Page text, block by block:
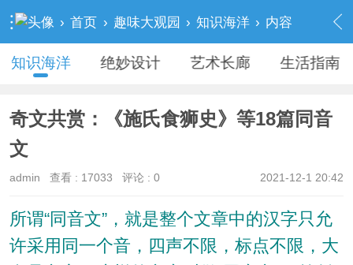
› 首页 › 趣味大观园 › 知识海洋 › 内容
知识海洋 绝妙设计 艺术长廊 生活指南
奇文共赏：《施氏食狮史》等18篇同音
文
2021-12-1 20:42
admin 查看 : 17033 评论 : 0
所谓“同音文”，就是整个文章中的汉字只允
许采用同一个音，四声不限，标点不限，大